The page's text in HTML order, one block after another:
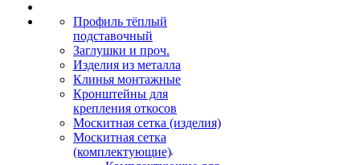
Профиль тёплый
подставочный
Заглушки и проч.
Изделия из металла
Клинья монтажные
Кронштейны для
крепления откосов
Москитная сетка (изделия)
Москитная сетка
(комплектующие)